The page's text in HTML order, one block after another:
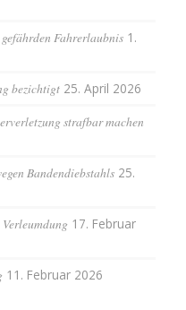
Fahrerlaubnis 1.
bezichtigt 25. April 2026
strafbar machen
Bandendiebstahls 25.
17. Februar
11. Februar 2026